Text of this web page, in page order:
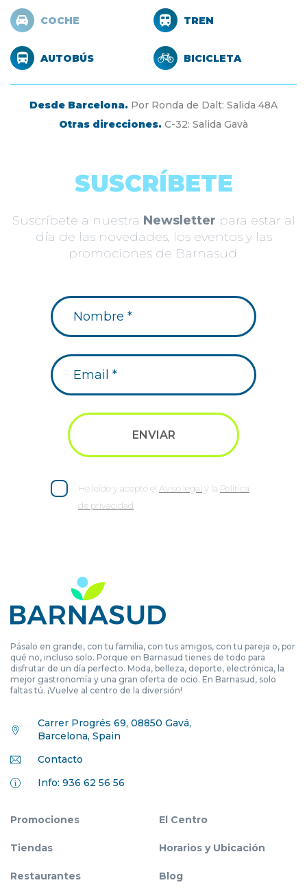
COCHE TREN
AUTOBÚS BICICLETA
Desde Barcelona. Por Ronda de Dalt: Salida 48A
Otras direcciones. C-32: Salida Gavà
SUSCRÍBETE
Suscríbete a nuestra Newsletter para estar al
día de las novedades, los eventos y las
promociones de Barnasud.
He leído y acepto el Aviso legal y la Política
de privacidad
Pásalo en grande, con tu familia, con tus amigos, con tu pareja o, por
qué no, incluso solo. Porque en Barnasud tienes de todo para
disfrutar de un día perfecto. Moda, belleza, deporte, electrónica, la
mejor gastronomía y una gran oferta de ocio. En Barnasud, solo
faltas tú. ¡Vuelve al centro de la diversión!
Carrer Progrés 69, 08850 Gavá,
Barcelona, Spain
Contacto
Info: 936 62 56 56
Promociones
Tiendas
Restaurantes
El Centro
Horarios y Ubicación
Blog